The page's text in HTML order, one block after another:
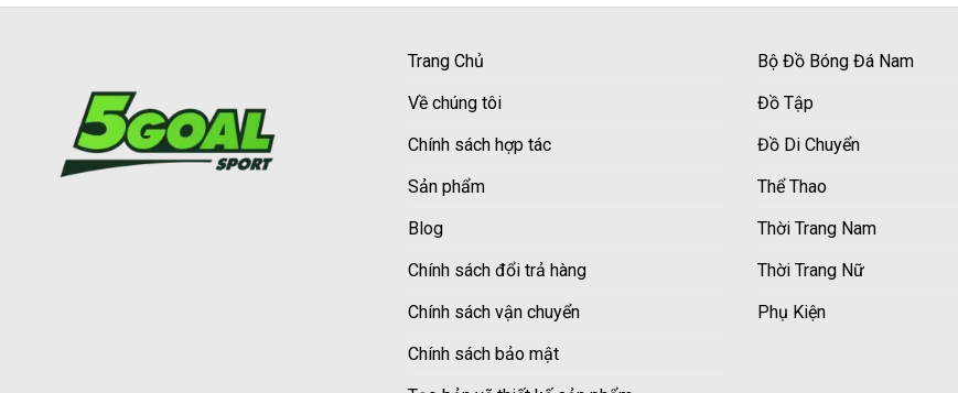
Trang Chủ
Về chúng tôi
Chính sách hợp tác
Sản phẩm
Blog
Chính sách đổi trả hàng
Chính sách vận chuyển
Chính sách bảo mật
Bộ Đồ Bóng Đá Nam
Đồ Tập
Đồ Di Chuyển
Thể Thao
Thời Trang Nam
Thời Trang Nữ
Phụ Kiện